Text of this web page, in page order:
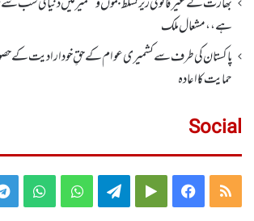
ہے،، مشعال ملک
پاکستان کی طرف سے کشمیری عوام کے حقِ خودارادیت کے
حمایت کا اعادہ
Social
RSS
Facebook
Google
Telegram
WhatsApp